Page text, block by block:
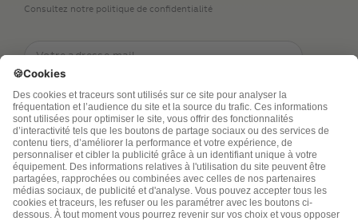
Consultez notre politique de confidentialité
TSA Publications SA collecte mes nom, prénom,
adresse de messagerie électronique et numéro de
téléphone afin de répondre aux demandes de
renseignements. Ce traitement est nécessaire à
l’exécution des mesures sollicitées. Pour en savoir
plus sur vos droits vous pouvez consulter notre